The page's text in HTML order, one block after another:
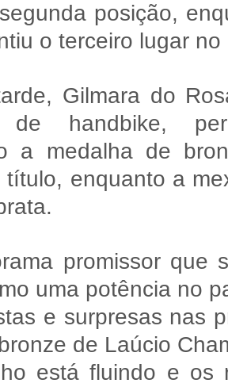
posição,
o terceiro lugar no
Gilmara do
de handbike,
a medalha de
título, enquanto a
promissor que
uma potência no
e surpresas nas
de Laúcio
está fluindo e os